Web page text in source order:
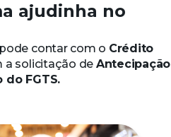
ajudinha no
contar com o Crédito
a solicitação de Antecipação
do FGTS.